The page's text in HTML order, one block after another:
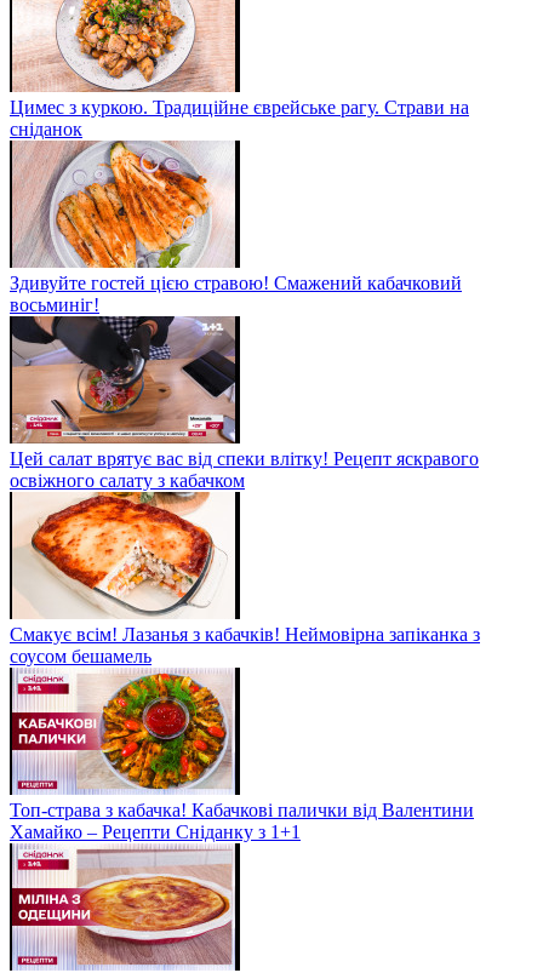
Цимес з куркою. Традиційне єврейське рагу. Страви на
сніданок
Здивуйте гостей цією стравою! Смажений кабачковий
восьминіг!
Цей салат врятує вас від спеки влітку! Рецепт яскравого
освіжного салату з кабачком
Смакує всім! Лазанья з кабачків! Неймовірна запіканка з
соусом бешамель
Топ-страва з кабачка! Кабачкові палички від Валентини
Хамайко – Рецепти Сніданку з 1+1